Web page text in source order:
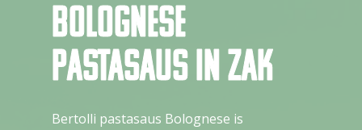
Bolognese
pastasaus in zak
Bertolli pastasaus Bolognese is